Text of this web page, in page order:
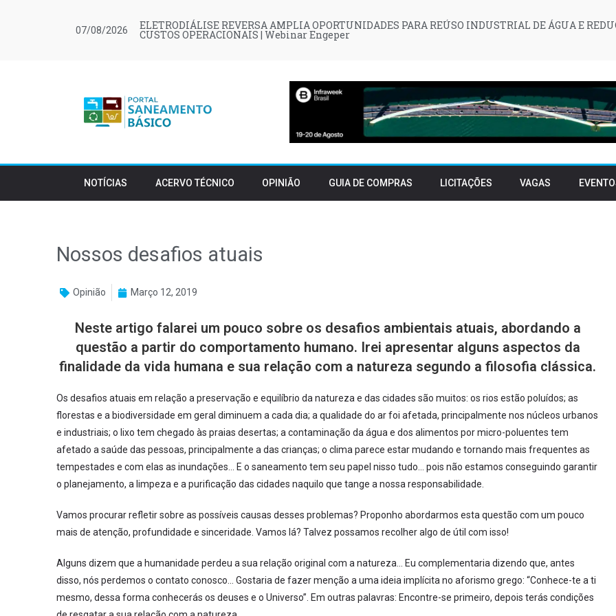
07/08/2026 ELETRODIÁLISE REVERSA AMPLIA OPORTUNIDADES PARA REÚSO INDUSTRIAL DE ÁGUA E
CUSTOS OPERACIONAIS | Webinar Engeper
NOTÍCIAS ACERVO TÉCNICO OPINIÃO GUIA DE COMPRAS LICITAÇÕES VAGAS
Nossos desafios atuais
Opinião Março 12, 2019
Neste artigo falarei um pouco sobre os desafios ambientais atuais, abordando a
questão a partir do comportamento humano. Irei apresentar alguns aspectos da
finalidade da vida humana e sua relação com a natureza segundo a filosofia clássica.
Os desafios atuais em relação a preservação e equilíbrio da natureza e das cidades são muitos: os rios estão poluídos; as
florestas e a biodiversidade em geral diminuem a cada dia; a qualidade do ar foi afetada, principalmente nos núcleos urbanos
e industriais; o lixo tem chegado às praias desertas; a contaminação da água e dos alimentos por micro-poluentes tem
afetado a saúde das pessoas, principalmente a das crianças; o clima parece estar mudando e tornando mais frequentes as
tempestades e com elas as inundações… E o saneamento tem seu papel nisso tudo… pois não estamos conseguindo garantir
o planejamento, a limpeza e a purificação das cidades naquilo que tange a nossa responsabilidade.
Vamos procurar refletir sobre as possíveis causas desses problemas? Proponho abordarmos esta questão com um pouco
mais de atenção, profundidade e sinceridade. Vamos lá? Talvez possamos recolher algo de útil com isso!
Alguns dizem que a humanidade perdeu a sua relação original com a natureza… Eu complementaria dizendo que, antes
disso, nós perdemos o contato conosco… Gostaria de fazer menção a uma ideia implícita no aforismo grego: “Conhece-te a ti
mesmo, dessa forma conhecerás os deuses e o Universo”. Em outras palavras: Encontre-se primeiro, depois terás condições